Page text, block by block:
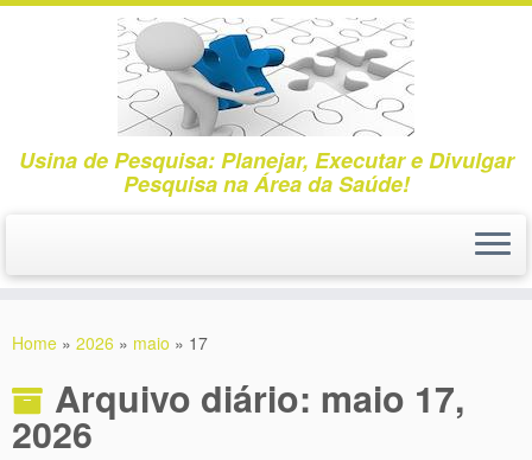
Usina de Pesquisa: Planejar, Executar e Divulgar
Pesquisa na Área da Saúde!
Home » 2026 » maio » 17
Arquivo diário: maio 17,
2026